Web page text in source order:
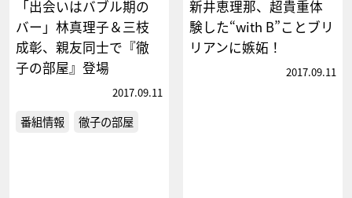
「出会いはバブル期の
バー」林真理子＆三枝
成彰、親友同士で『徹
子の部屋』登場
2017.09.11
番組情報 徹子の部屋
新井恵理那、超貴重体
験した“with B”ことブリ
リアンに嫉妬！
2017.09.11